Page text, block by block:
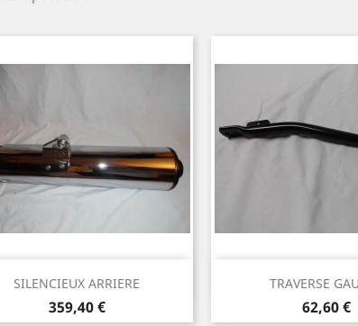
SILENCIEUX ARRIERE
Prix
359,40 €
Aperçu rapide TRAVERSE
Prix
62,60 €
Aperçu